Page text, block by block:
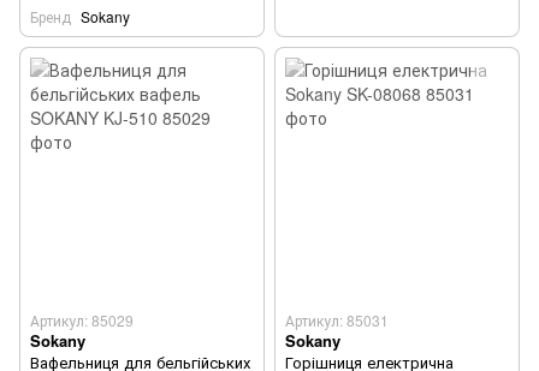
Бренд Sokany
Артикул: 85029
Sokany
Вафельниця для бельгійських
Артикул: 85031
Sokany
Горішниця електрична